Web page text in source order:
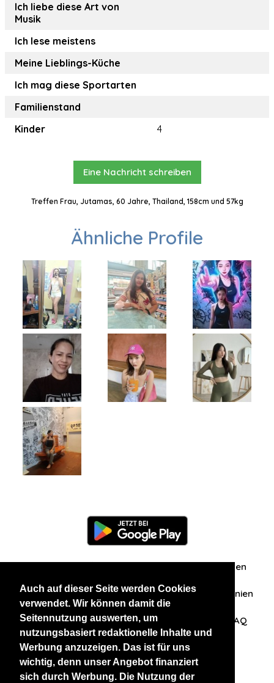
Auch auf dieser Seite werden Cookies
verwendet. Wir können damit die
Seitennutzung auswerten, um
nutzungsbasiert redaktionelle Inhalte und
Werbung anzuzeigen. Das ist für uns
wichtig, denn unser Angebot finanziert
sich durch Werbung. Die Nutzung der
Ich liebe diese Art von
Musik
Ich lese meistens
Meine Lieblings-Küche
Ich mag diese Sportarten
Familienstand
Kinder
4
Eine Nachricht schreiben
Treffen Frau, Jutamas, 60 Jahre, Thailand, 158cm und 57kg
Ähnliche Profile
Zuschriften/Erfahrungen
Datenschutzerklärung AGB Datenschutzrichtlinien
Nehmen Sie Kontakt mit uns auf FAQ
Unsere anderen Websites